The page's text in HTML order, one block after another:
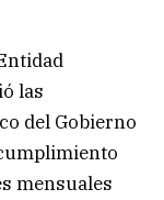
las
del Gobierno
mensuales